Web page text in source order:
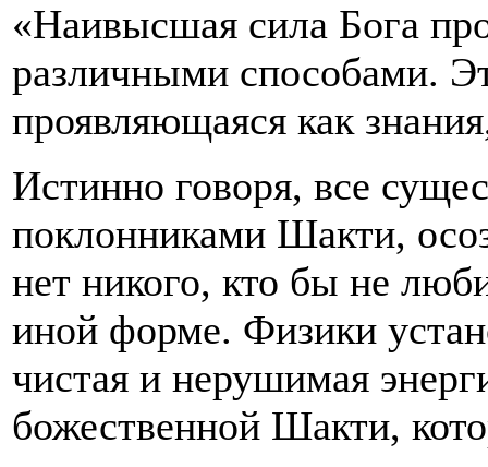
«Наивысшая сила Бога
различными способами.
проявляющаяся как
Истинно говоря, все
поклонниками Шакти,
нет никого, кто бы не
иной форме. Физики
чистая и нерушимая
божественной Шакти,